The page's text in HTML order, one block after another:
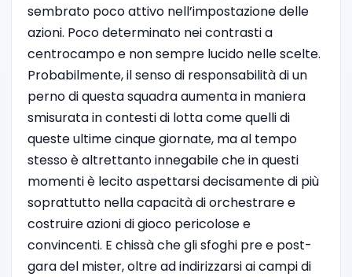
sembrato poco attivo nell’impostazione delle
azioni. Poco determinato nei contrasti a
centrocampo e non sempre lucido nelle scelte.
Probabilmente, il senso di responsabilità di un
perno di questa squadra aumenta in maniera
smisurata in contesti di lotta come quelli di
queste ultime cinque giornate, ma al tempo
stesso è altrettanto innegabile che in questi
momenti è lecito aspettarsi decisamente di più
soprattutto nella capacità di orchestrare e
costruire azioni di gioco pericolose e
convincenti. E chissà che gli sfoghi pre e post-
gara del mister, oltre ad indirizzarsi ai campi di